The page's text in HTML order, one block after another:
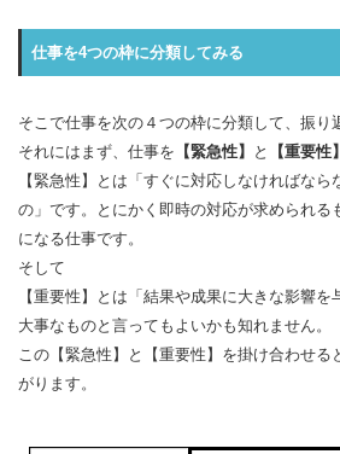
仕事を4つの枠に分類してみる
そこで仕事を次の４つの枠に分類して、振り
それにはまず、仕事を 【緊急性】 と 【重要性】
【緊急性】とは「すぐに対応しなければな
の」です。とにかく即時の対応が求められる
になる仕事です。
そして
【重要性】とは「結果や成果に大きな影響
大事なものと言ってもよいかも知れません。
この【緊急性】と【重要性】を掛け合わせる
がります。